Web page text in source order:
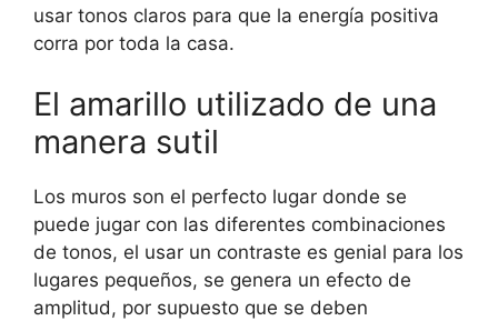
usar tonos claros para que la energía positiva
corra por toda la casa.
El amarillo utilizado de una
manera sutil
Los muros son el perfecto lugar donde se
puede jugar con las diferentes combinaciones
de tonos, el usar un contraste es genial para los
lugares pequeños, se genera un efecto de
amplitud, por supuesto que se deben